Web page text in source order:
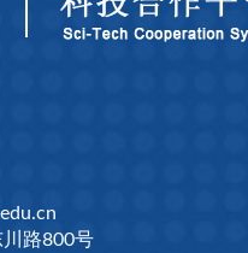
路800号